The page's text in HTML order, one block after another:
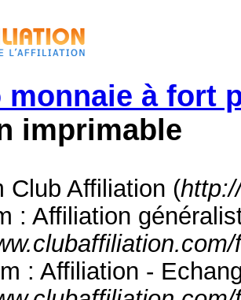
monnaie à fort
imprimable
Club Affiliation (
: Affiliation
: Affiliation -